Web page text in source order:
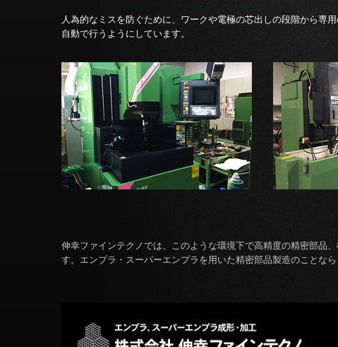
人為的なミスを防ぐために、ワークや電極の芯出しの段階から専用
自動で行うようにしています。
伸幸ファインテクノでは、このような環境下で高精度の精密部品
す。エンプラ・スーパーエンプラを用いた精密部品製造のことな